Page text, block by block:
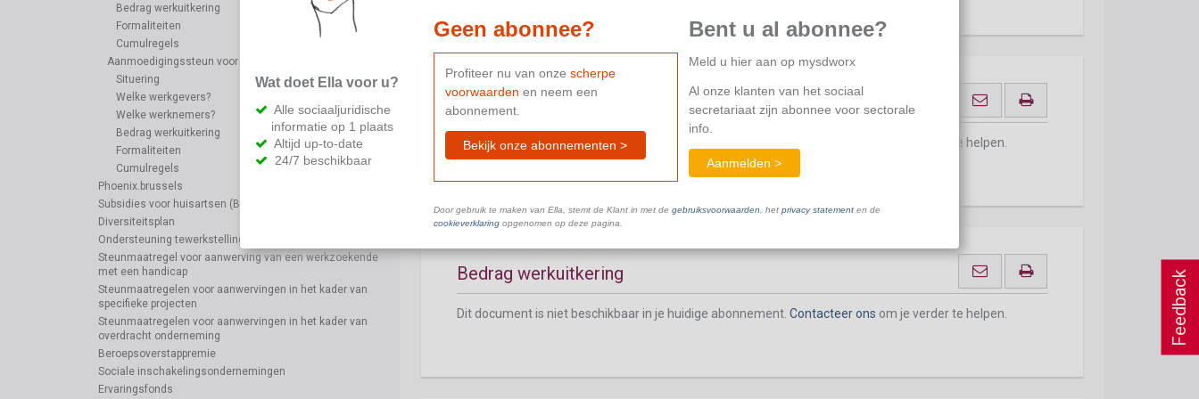
Feedback
Bedrag werkuitkering
Formaliteiten
Cumulregels
Aanmoedigingssteun voor opleiding
Situering
Welke werkgevers?
Welke werknemers?
Bedrag werkuitkering
Formaliteiten
Cumulregels
Phoenix.brussels
Subsidies voor huisartsen (Brussel)
Diversiteitsplan
Ondersteuning tewerkstelling mindervaliden
Steunmaatregel voor aanwerving van een werkzoekende
met een handicap
Steunmaatregelen voor aanwervingen in het kader van
specifieke projecten
Steunmaatregelen voor aanwervingen in het kader van
overdracht onderneming
Beroepsoverstappremie
Sociale inschakelingsondernemingen
Ervaringsfonds
Welke werknemers?
Dit document is niet beschikbaar in je huidige abonnement. om je verder te helpen.
Bedrag werkuitkering
Dit document is niet beschikbaar in je huidige abonnement. Contacteer ons om je verder te helpen.
Wat doet Ella voor u?
Alle sociaaljuridische
informatie op 1 plaats
Altijd up-to-date
24/7 beschikbaar
Geen abonnee?
Profiteer nu van onze scherpe
voorwaarden en neem een
abonnement.
Bekijk onze abonnementen >
Bent u al abonnee?
Meld u hier aan op mysdworx
Al onze klanten van het sociaal
secretariaat zijn abonnee voor sectorale
info.
Aanmelden >
Door gebruik te maken van Ella, stemt de Klant in met de gebruiksvoorwaarden , het privacy statementen de
cookieverklaringopgenomen op deze pagina.